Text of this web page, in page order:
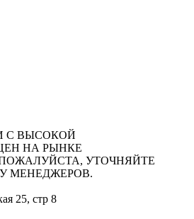
С ВЫСОКОЙ
НА РЫНКЕ
УТОЧНЯЙТЕ
МЕНЕДЖЕРОВ.
25, стр 8